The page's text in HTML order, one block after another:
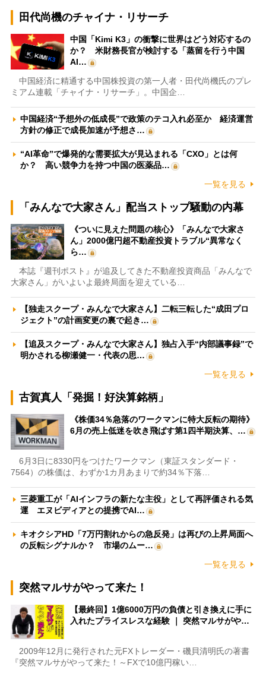
田代尚機のチャイナ・リサーチ
中国「Kimi K3」の衝撃に世界はどう対応するの
か？ 米財務長官が検討する「蒸留を行う中国
AI…
中国経済に精通する中国株投資の第一人者・田代尚機氏のプレ
ミアム連載「チャイナ・リサーチ」。中国企…
中国経済“予想外の低成長”で政策のテコ入れ必至か 経済運営
方針の修正で成長加速が予想さ…
“AI革命”で爆発的な需要拡大が見込まれる「CXO」とは何
か？ 高い競争力を持つ中国の医薬品…
一覧を見る
「みんなで大家さん」配当ストップ騒動の内幕
《ついに見えた問題の核心》「みんなで大家さ
ん」2000億円超不動産投資トラブル“異常なく
ら…
本誌『週刊ポスト』が追及してきた不動産投資商品「みんなで
大家さん」がいよいよ最終局面を迎えている…
【独走スクープ・みんなで大家さん】二転三転した“成田プロ
ジェクト”の計画変更の裏で起き…
【追及スクープ・みんなで大家さん】独占入手“内部議事録”で
明かされる柳瀬健一・代表の思…
一覧を見る
古賀真人「発掘！好決算銘柄」
《株価34％急落のワークマンに特大反転の期待》
6月の売上低迷を吹き飛ばす第1四半期決算、…
6月3日に8330円をつけたワークマン（東証スタンダード・
7564）の株価は、わずか1カ月あまりで約34％下落…
三菱重工が「AIインフラの新たな主役」として再評価される気
運 エヌビディアとの提携でAI…
キオクシアHD「7万円割れからの急反発」は再びの上昇局面へ
の反転シグナルか？ 市場のムー…
一覧を見る
突然マルサがやって来た！
【最終回】1億6000万円の負債と引き換えに手に
入れたプライスレスな経験 ｜ 突然マルサがや…
2009年12月に発行された元FXトレーダー・磯貝清明氏の著書
『突然マルサがやって来た！～FXで10億円稼い…